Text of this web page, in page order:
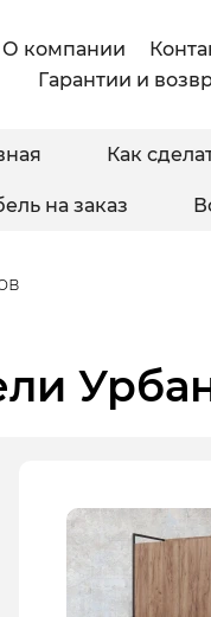
О компании
Гарантии и
Как
на заказ